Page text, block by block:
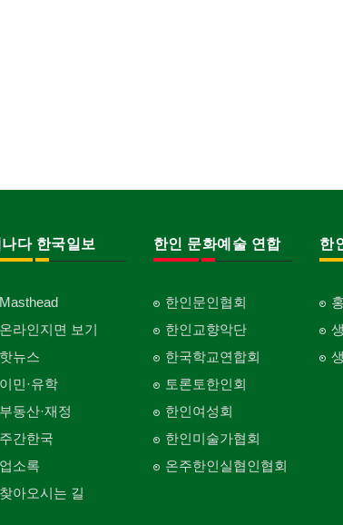
다 한국일보
Masthead
온라인지면 보기
핫뉴스
이민·유학
부동산·재정
주간한국
업소록
찾아오시는 길
한인 문화예술 연합
한인문인협회
한인교향악단
한국학교연합회
토론토한인회
한인여성회
한인미술가협회
온주한인실협인협회
한